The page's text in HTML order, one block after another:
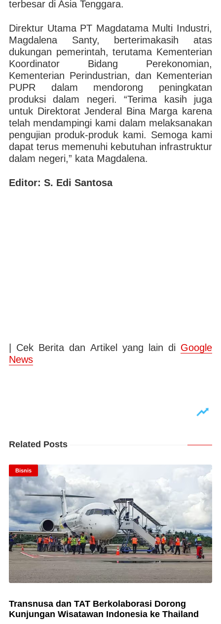
terbesar di Asia Tenggara.
Direktur Utama PT Magdatama Multi Industri,
Magdalena Santy, berterimakasih atas
dukungan pemerintah, terutama Kementerian
Koordinator Bidang Perekonomian,
Kementerian Perindustrian, dan Kementerian
PUPR dalam mendorong peningkatan
produksi dalam negeri. “Terima kasih juga
untuk Direktorat Jenderal Bina Marga karena
telah mendampingi kami dalam melaksanakan
pengujian produk-produk kami. Semoga kami
dapat terus memenuhi kebutuhan infrastruktur
dalam negeri,” kata Magdalena.
Editor: S. Edi Santosa
| Cek Berita dan Artikel yang lain di Google
News
Related Posts
Bisnis
Transnusa dan TAT Berkolaborasi Dorong
Kunjungan Wisatawan Indonesia ke Thailand